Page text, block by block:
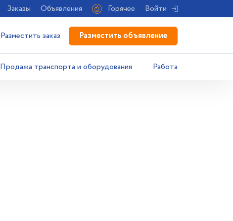
Заказы Объявления Горячее Войти
Разместить заказ Разместить объявление
Продажа транспорта и оборудования Работа